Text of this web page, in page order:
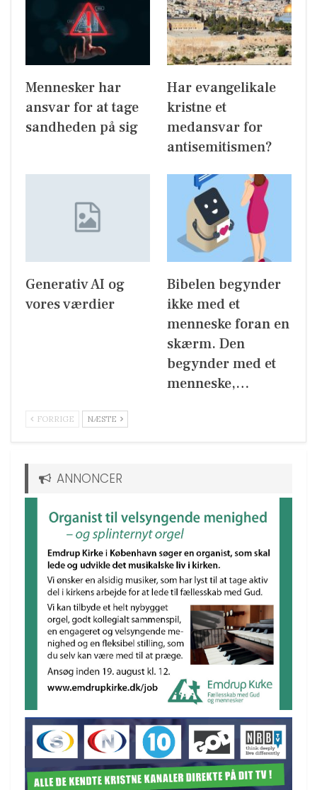
Mennesker har
ansvar for at tage
sandheden på sig
Har evangelikale
kristne et
medansvar for
antisemitismen?
Generativ AI og
vores værdier
Bibelen begynder
ikke med et
menneske foran en
skærm. Den
begynder med et
menneske,…
FORRIGE NÆSTE
ANNONCER